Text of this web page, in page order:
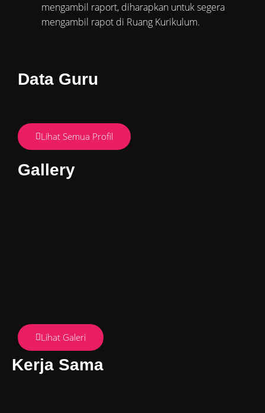
mengambil raport, diharapkan untuk segera
mengambil rapot di Ruang Kurikulum.
Data Guru
Lihat Semua Profil
Gallery
Lihat Galeri
Kerja Sama